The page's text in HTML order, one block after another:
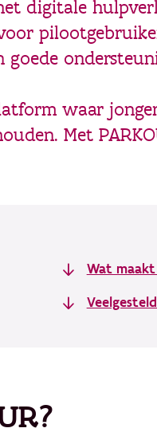
digitale
waar
Met
Wat maakt